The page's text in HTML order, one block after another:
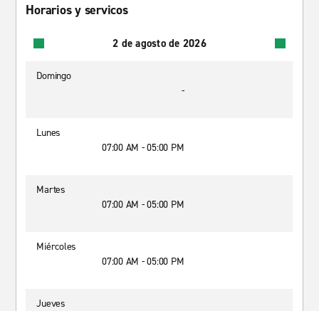
Horarios y servicos
2 de agosto de 2026
Domingo
-
Lunes
07:00 AM - 05:00 PM
Martes
07:00 AM - 05:00 PM
Miércoles
07:00 AM - 05:00 PM
Jueves